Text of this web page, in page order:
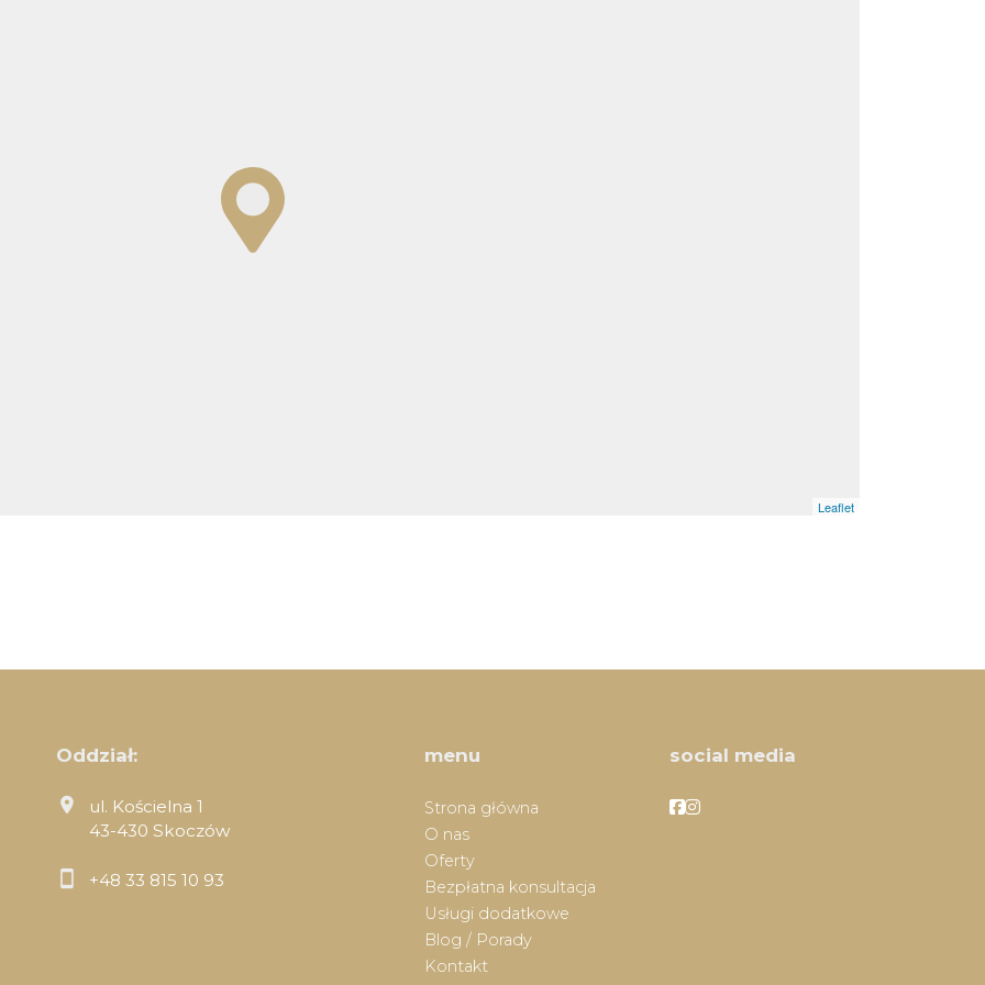
Leaflet
Oddział:
ul. Kościelna 1
43-430 Skoczów
+48 33 815 10 93
menu
Strona główna
O nas
Oferty
Bezpłatna konsultacja
Usługi dodatkowe
Blog / Porady
Kontakt
social media
Facebook
Facebook